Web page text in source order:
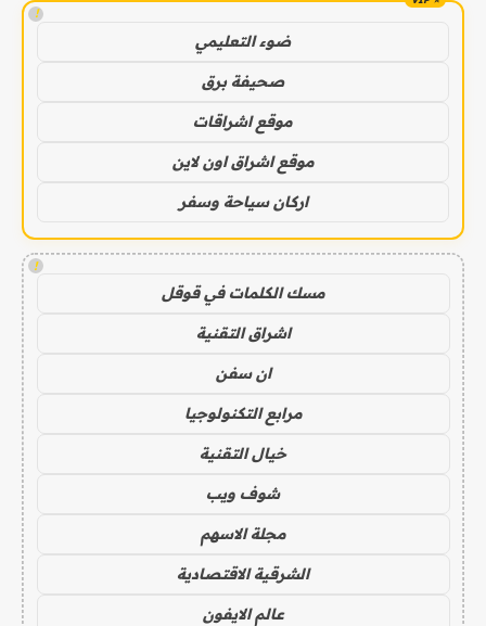
!
ضوء التعليمي
صحيفة برق
موقع اشراقات
موقع اشراق اون لاين
اركان سياحة وسفر
!
مسك الكلمات في قوقل
اشراق التقنية
ان سفن
مرابع التكنولوجيا
خيال التقنية
شوف ويب
مجلة الاسهم
الشرقية الاقتصادية
عالم الايفون